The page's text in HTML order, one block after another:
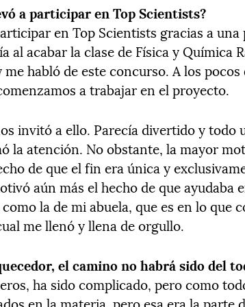
a participar en Top Scientists?
en Top Scientists gracias a una
al acabar la clase de Física y Química
habló de este concurso. A los pocos
a trabajar en el proyecto.
invitó a ello. Parecía divertido y todo
la atención. No obstante, la mayor
de que el fin era única y
aún más el hecho de que ayudaba
la de mi abuela, que es en lo que
me llenó y llena de orgullo.
el camino no habrá sido del
ha sido complicado, pero como